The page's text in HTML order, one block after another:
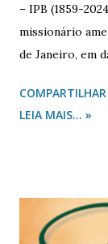
– IPB (1859-
missionário
de Janeiro, em
Rio de Janeiro,
"Os meios
duradoura e
entender o
COMPARTILHAR
LEIA MAIS... »